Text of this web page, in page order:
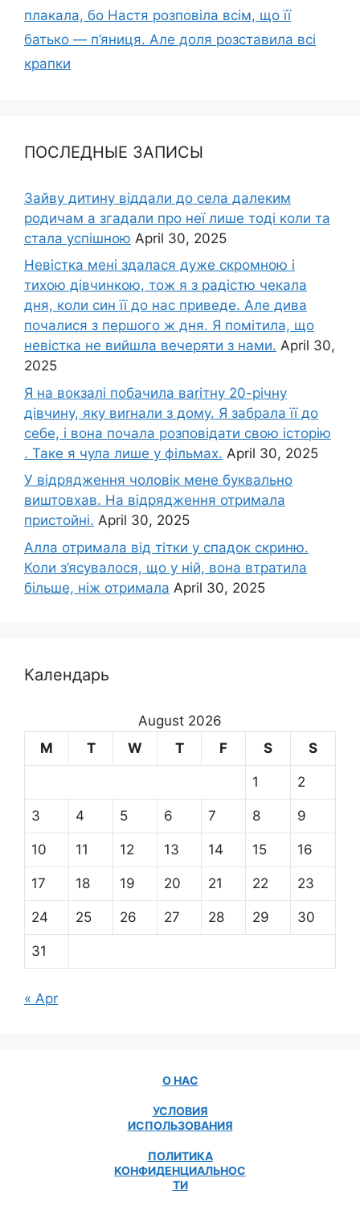
плакала, бо Настя розповіла всім, що її
батько — п’яниця. Але доля розставила всі
крапки
ПОСЛЕДНЫЕ ЗАПИСЫ
Зайву дитину віддали до села далеким
родичам а згадали про неї лише тоді коли та
стала успішною April 30, 2025
Невістка мені здалася дуже скромною і
тихою дівчинкою, тож я з радістю чекала
дня, коли син її до нас приведе. Але дива
почалися з першого ж дня. Я помітила, що
невістка не вийшла вечеряти з нами. April 30,
2025
Я на вокзалі побачила ваrітну 20-річну
дівчину, яку виrнали з дому. Я забрала її до
себе, і вона почала розповідати свою історію
. Таке я чула лише у фільмах. April 30, 2025
У відрядження чоловік мене буквально
виштовхав. На відрядження отримала
пристойні. April 30, 2025
Алла отримала від тітки у спадок скриню.
Коли з’ясувалося, що у ній, вона втратила
більше, ніж отримала April 30, 2025
Календарь
August 2026
M
T W T F S S
1 2
3 4 5 6 7 8 9
10 11 12 13 14 15 16
17 18 19 20 21 22 23
24 25 26 27 28 29 30
31
« Apr
О НАС
УСЛОВИЯ
ИСПОЛЬЗОВАНИЯ
ПОЛИТИКА
КОНФИДЕНЦИАЛЬНОС
ТИ